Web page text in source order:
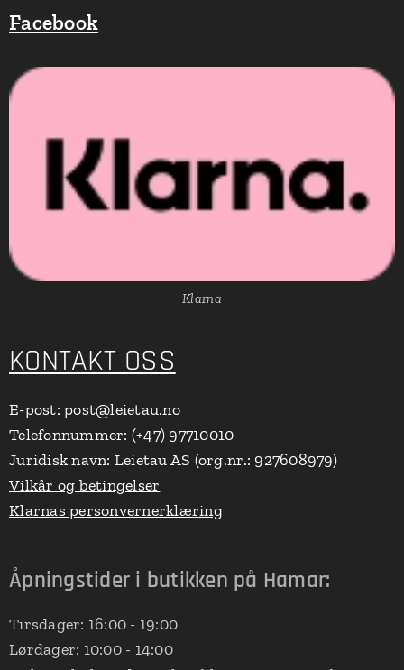
Facebook
Klarna
KONTAKT OSS
E-post: post@leietau.no
Telefonnummer: (+47) 97710010
Juridisk navn: Leietau AS (org.nr.: 927608979)
Vilkår og betingelser
Klarnas personvernerklæring
Åpningstider i butikken på Hamar:
Tirsdager: 16:00 - 19:00
Lørdager: 10:00 - 14:00